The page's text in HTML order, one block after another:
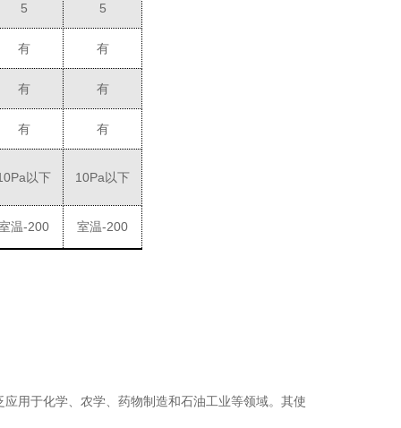
5 5
有 有
有 有
有 有
Pa以下 10Pa以下
温-200 室温-200
用于化学、农学、药物制造和石油工业等领域。其使